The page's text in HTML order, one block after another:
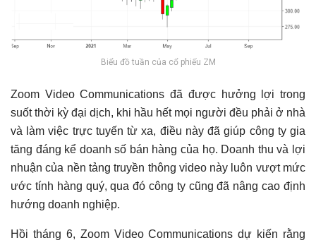
Biểu đồ tuần của cổ phiếu ZM
Zoom Video Communications đã được hưởng lợi trong
suốt thời kỳ đại dịch, khi hầu hết mọi người đều phải ở nhà
và làm việc trực tuyến từ xa, điều này đã giúp công ty gia
tăng đáng kể doanh số bán hàng của họ. Doanh thu và lợi
nhuận của nền tảng truyền thông video này luôn vượt mức
ước tính hàng quý, qua đó công ty cũng đã nâng cao định
hướng doanh nghiệp.
Hồi tháng 6, Zoom Video Communications dự kiến rằng